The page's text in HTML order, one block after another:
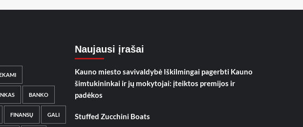
BANKO
FINANSŲ GALI
Naujausi įrašai
Kauno miesto savivaldybė Iškilmingai pagerbti Kauno
šimtukininkai ir jų mokytojai: įteiktos premijos ir
padėkos
Stuffed Zucchini Boats